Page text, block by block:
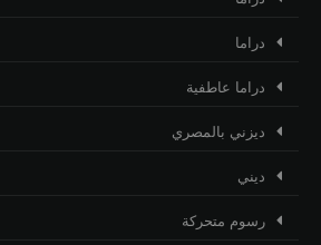
دراما
دراما عاطفية
ديزني بالمصري
ديني
رسوم متحركة